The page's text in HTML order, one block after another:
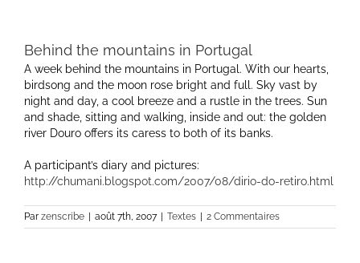
Behind the mountains in Portugal
A week behind the mountains in Portugal. With our hearts,
birdsong and the moon rose bright and full. Sky vast by
night and day, a cool breeze and a rustle in the trees. Sun
and shade, sitting and walking, inside and out: the golden
river Douro offers its caress to both of its banks.
A participant’s diary and pictures:
http://chumani.blogspot.com/2007/08/dirio-do-retiro.html
Par zenscribe août 7th, 2007 Textes 2 Commentaires